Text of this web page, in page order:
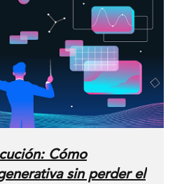
Cómo
sin perder el